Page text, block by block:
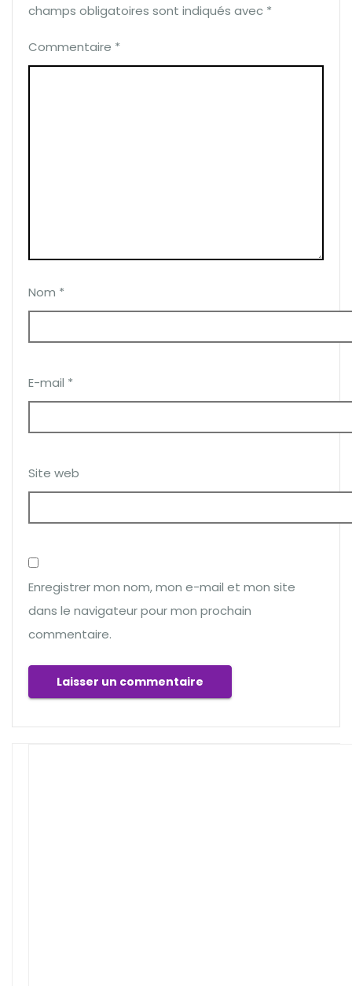
champs obligatoires sont indiqués avec *
Commentaire *
Nom *
E-mail *
Site web
Enregistrer mon nom, mon e-mail et mon site
dans le navigateur pour mon prochain
commentaire.